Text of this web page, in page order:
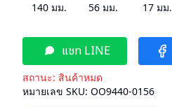
140 มม. 56 มม. 17มม.
แชท LINE
สถานะ: สินค้าหมด
หมายเลข SKU: OO9440-0156